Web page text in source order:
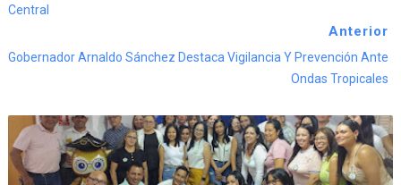
Central
Anterior
Gobernador Arnaldo Sánchez Destaca Vigilancia Y Prevención Ante
Ondas Tropicales